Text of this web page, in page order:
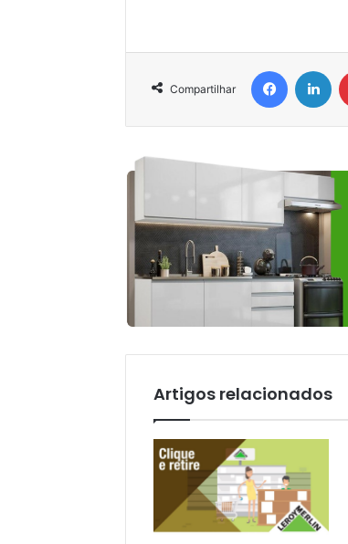
Compartilhar
Facebook
Artigos relacionados